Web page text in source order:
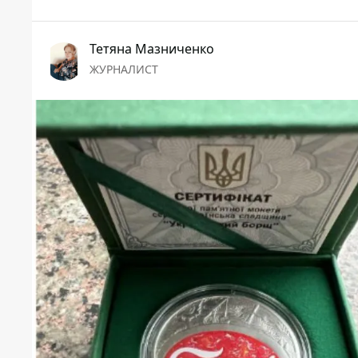
Тетяна Мазниченко
ЖУРНАЛИСТ